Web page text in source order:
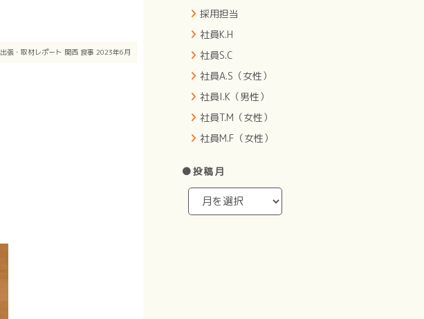
出張・取材レポート 関西 食事 2023年6月
採用担当
社員K.H
社員S.C
社員A.S（女性）
社員I.K（男性）
社員T.M（女性）
社員M.F（女性）
●投稿月